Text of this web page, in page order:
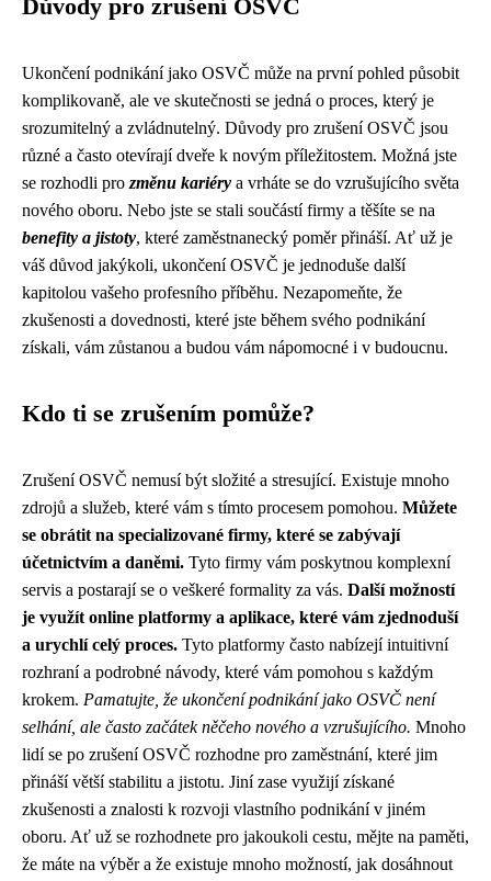
Důvody pro zrušení OSVČ
Ukončení podnikání jako OSVČ může na první pohled působit
komplikovaně, ale ve skutečnosti se jedná o proces, který je
srozumitelný a zvládnutelný. Důvody pro zrušení OSVČ jsou
různé a často otevírají dveře k novým příležitostem. Možná jste
se rozhodli pro změnu kariéry a vrháte se do vzrušujícího světa
nového oboru. Nebo jste se stali součástí firmy a těšíte se na
benefity a jistoty, které zaměstnanecký poměr přináší. Ať už je
váš důvod jakýkoli, ukončení OSVČ je jednoduše další
kapitolou vašeho profesního příběhu. Nezapomeňte, že
zkušenosti a dovednosti, které jste během svého podnikání
získali, vám zůstanou a budou vám nápomocné i v budoucnu.
Kdo ti se zrušením pomůže?
Zrušení OSVČ nemusí být složité a stresující. Existuje mnoho
zdrojů a služeb, které vám s tímto procesem pomohou. Můžete
se obrátit na specializované firmy, které se zabývají
účetnictvím a daněmi. Tyto firmy vám poskytnou komplexní
servis a postarají se o veškeré formality za vás. Další možností
je využít online platformy a aplikace, které vám zjednoduší
a urychlí celý proces. Tyto platformy často nabízejí intuitivní
rozhraní a podrobné návody, které vám pomohou s každým
krokem. Pamatujte, že ukončení podnikání jako OSVČ není
selhání, ale často začátek něčeho nového a vzrušujícího. Mnoho
lidí se po zrušení OSVČ rozhodne pro zaměstnání, které jim
přináší větší stabilitu a jistotu. Jiní zase využijí získané
zkušenosti a znalosti k rozvoji vlastního podnikání v jiném
oboru. Ať už se rozhodnete pro jakoukoli cestu, mějte na paměti,
že máte na výběr a že existuje mnoho možností, jak dosáhnout